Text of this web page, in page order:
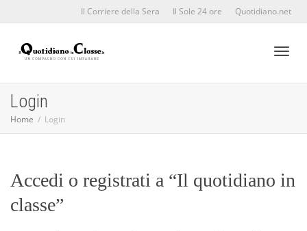
Il Corriere della Sera Il Sole 24 ore Quotidiano.net
Login
Home Login
Accedi o registrati a “Il quotidiano in
classe”